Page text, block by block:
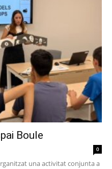
Boule
0
una activitat conjunta a